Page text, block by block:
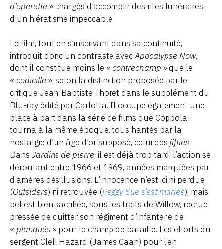
d’opérette » chargés d’accomplir des rites funéraires
d’un hiératisme impeccable.
Le film, tout en s’inscrivant dans sa continuité,
introduit donc un contraste avecApocalypse Now,
dont il constitue moins le « contrechamp » que le
« codicille », selon la distinction proposée par le
critique Jean-Baptiste Thoret dans le supplément du
Blu-ray édité par Carlotta. Il occupe également une
place à part dans la série de films que Coppola
tourna à la même époque, tous hantés par la
nostalgie d’un âge d’or supposé, celui des fifties.
Dans Jardins de pierre, il est déjà trop tard, l’action se
déroulant entre 1966 et 1969, années marquées par
d’amères désillusions. L’innocence n’est ici ni perdue
(Outsiders) ni retrouvée (Peggy Sue s’est mariée), mais
bel est bien sacrifiée, sous les traits de Willow, recrue
pressée de quitter son régiment d’infanterie de
« planqués » pour le champ de bataille. Les efforts du
sergent Clell Hazard (James Caan) pour l’en